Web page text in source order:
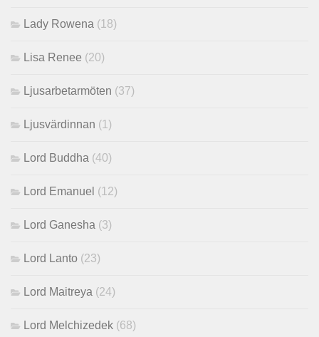
Lady Rowena (18)
Lisa Renee (20)
Ljusarbetarmöten (37)
Ljusvärdinnan (1)
Lord Buddha (40)
Lord Emanuel (12)
Lord Ganesha (3)
Lord Lanto (23)
Lord Maitreya (24)
Lord Melchizedek (68)